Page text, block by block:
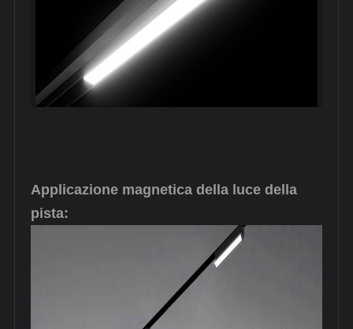
Applicazione magnetica della luce della
pista: